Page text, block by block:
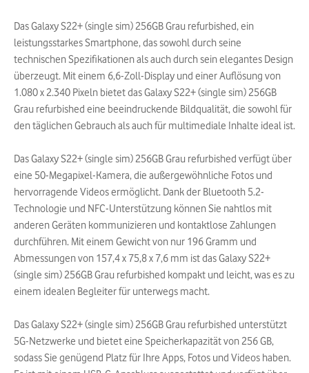
Das Galaxy S22+ (single sim) 256GB Grau refurbished, ein
leistungsstarkes Smartphone, das sowohl durch seine
technischen Spezifikationen als auch durch sein elegantes Design
überzeugt. Mit einem 6,6-Zoll-Display und einer Auflösung von
1.080 x 2.340 Pixeln bietet das Galaxy S22+ (single sim) 256GB
Grau refurbished eine beeindruckende Bildqualität, die sowohl für
den täglichen Gebrauch als auch für multimediale Inhalte ideal ist.
Das Galaxy S22+ (single sim) 256GB Grau refurbished verfügt über
eine 50-Megapixel-Kamera, die außergewöhnliche Fotos und
hervorragende Videos ermöglicht. Dank der Bluetooth 5.2-
Technologie und NFC-Unterstützung können Sie nahtlos mit
anderen Geräten kommunizieren und kontaktlose Zahlungen
durchführen. Mit einem Gewicht von nur 196 Gramm und
Abmessungen von 157,4 x 75,8 x 7,6 mm ist das Galaxy S22+
(single sim) 256GB Grau refurbished kompakt und leicht, was es zu
einem idealen Begleiter für unterwegs macht.
Das Galaxy S22+ (single sim) 256GB Grau refurbished unterstützt
5G-Netzwerke und bietet eine Speicherkapazität von 256 GB,
sodass Sie genügend Platz für Ihre Apps, Fotos und Videos haben.